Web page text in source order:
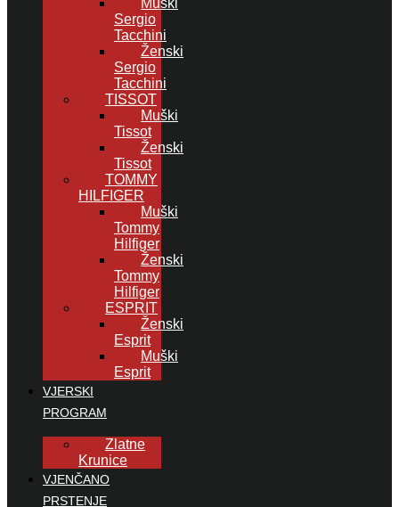
Muški
Sergio
Tacchini
Ženski
Sergio
Tacchini
TISSOT
Muški
Tissot
Ženski
Tissot
TOMMY
HILFIGER
Muški
Tommy
Hilfiger
Ženski
Tommy
Hilfiger
ESPRIT
Ženski
Esprit
Muški
Esprit
VJERSKI
PROGRAM
Zlatne
Krunice
VJENČANO
PRSTENJE